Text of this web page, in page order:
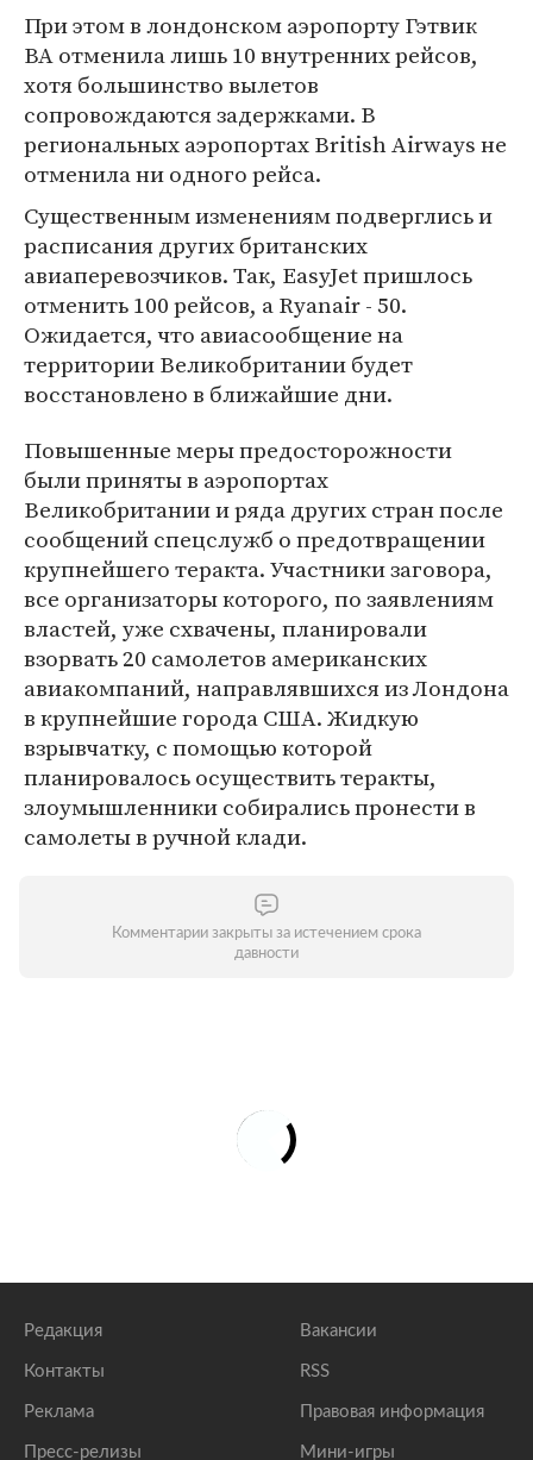
При этом в лондонском аэропорту Гэтвик
BA отменила лишь 10 внутренних рейсов,
хотя большинство вылетов
сопровождаются задержками. В
региональных аэропортах British Airways не
отменила ни одного рейса.
Существенным изменениям подверглись и
расписания других британских
авиаперевозчиков. Так, EasyJet пришлось
отменить 100 рейсов, а Ryanair - 50.
Ожидается, что авиасообщение на
территории Великобритании будет
восстановлено в ближайшие дни.
Повышенные меры предосторожности
были приняты в аэропортах
Великобритании и ряда других стран после
сообщений спецслужб о предотвращении
крупнейшего теракта. Участники заговора,
все организаторы которого, по заявлениям
властей, уже схвачены, планировали
взорвать 20 самолетов американских
авиакомпаний, направлявшихся из Лондона
в крупнейшие города США. Жидкую
взрывчатку, с помощью которой
планировалось осуществить теракты,
злоумышленники собирались пронести в
самолеты в ручной клади.
Комментарии закрыты за истечением срока
давности
Редакция
Контакты
Реклама
Пресс-релизы
Вакансии
RSS
Правовая информация
Мини-игры